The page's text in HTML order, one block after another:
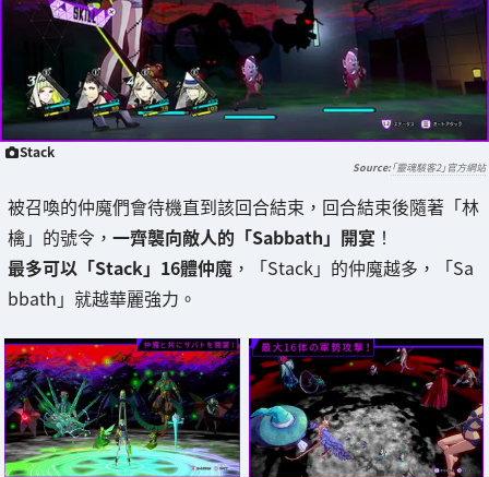
Stack
「靈魂駭客2」官方網站
被召喚的仲魔們會待機直到該回合結束，回合結束後隨著「林
檎」的號令， 一齊襲向敵人的「Sabbath」開宴 ！
最多可以「Stack」16體仲魔 ，「Stack」的仲魔越多，「Sa
bbath」就越華麗強力。